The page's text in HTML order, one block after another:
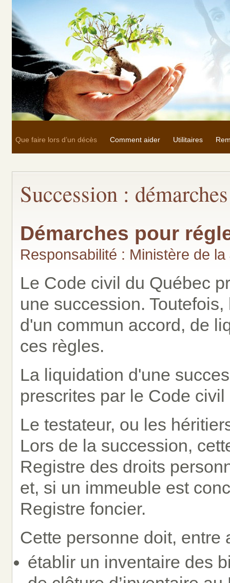
Que faire lors d’un décès Comment aider Utilitaires
Succession :
Démarches pour
Responsabilité : Ministère de
Le Code civil du Québec
une succession.
d'un commun accord, de
ces règles.
La liquidation d'une
prescrites par le Code
Le testateur, ou les
Lors de la succession,
Registre des droits
et, si un immeuble est
Registre foncier.
Cette personne doit, entre
établir un inventaire des